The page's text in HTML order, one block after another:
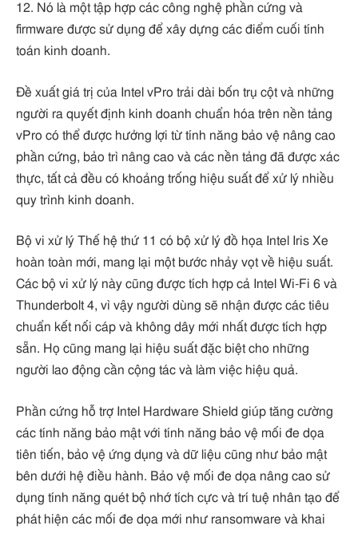
12. Nó là một tập hợp các công nghệ phần cứng và
firmware được sử dụng để xây dựng các điểm cuối tính
toán kinh doanh.
Đề xuất giá trị của Intel vPro trải dài bốn trụ cột và những
người ra quyết định kinh doanh chuẩn hóa trên nền tảng
vPro có thể được hưởng lợi từ tính năng bảo vệ nâng cao
phần cứng, bảo trì nâng cao và các nền tảng đã được xác
thực, tất cả đều có khoảng trống hiệu suất để xử lý nhiều
quy trình kinh doanh.
Bộ vi xử lý Thế hệ thứ 11 có bộ xử lý đồ họa Intel Iris Xe
hoàn toàn mới, mang lại một bước nhảy vọt về hiệu suất.
Các bộ vi xử lý này cũng được tích hợp cả Intel Wi-Fi 6 và
Thunderbolt 4, vì vậy người dùng sẽ nhận được các tiêu
chuẩn kết nối cáp và không dây mới nhất được tích hợp
sẵn. Họ cũng mang lại hiệu suất đặc biệt cho những
người lao động cần cộng tác và làm việc hiệu quả.
Phần cứng hỗ trợ Intel Hardware Shield giúp tăng cường
các tính năng bảo mật với tính năng bảo vệ mối đe dọa
tiên tiến, bảo vệ ứng dụng và dữ liệu cũng như bảo mật
bên dưới hệ điều hành. Bảo vệ mối đe dọa nâng cao sử
dụng tính năng quét bộ nhớ tích cực và trí tuệ nhân tạo để
phát hiện các mối đe dọa mới như ransomware và khai